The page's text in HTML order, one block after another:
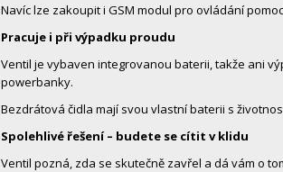
Navíc lze zakoupit i GSM modul pro ovládání
Pracuje i při výpadku proudu
Ventil je vybaven integrovanou baterii, takže ani
powerbanky.
Bezdrátová čidla mají svou vlastní baterii s
Spolehlivé řešení – budete se cítit v klidu
Ventil pozná, zda se skutečně zavřel a dá vám o